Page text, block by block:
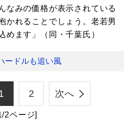
なみの価格が表示されている
かれることでしょう。老若男
めます」（同・千葉氏）
ードルも追い風
2 次へ
2ページ]